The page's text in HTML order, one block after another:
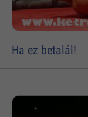
Ha ez betalál!